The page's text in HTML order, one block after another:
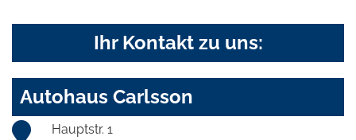
Ihr Kontakt zu uns:
Autohaus Carlsson
Hauptstr. 1